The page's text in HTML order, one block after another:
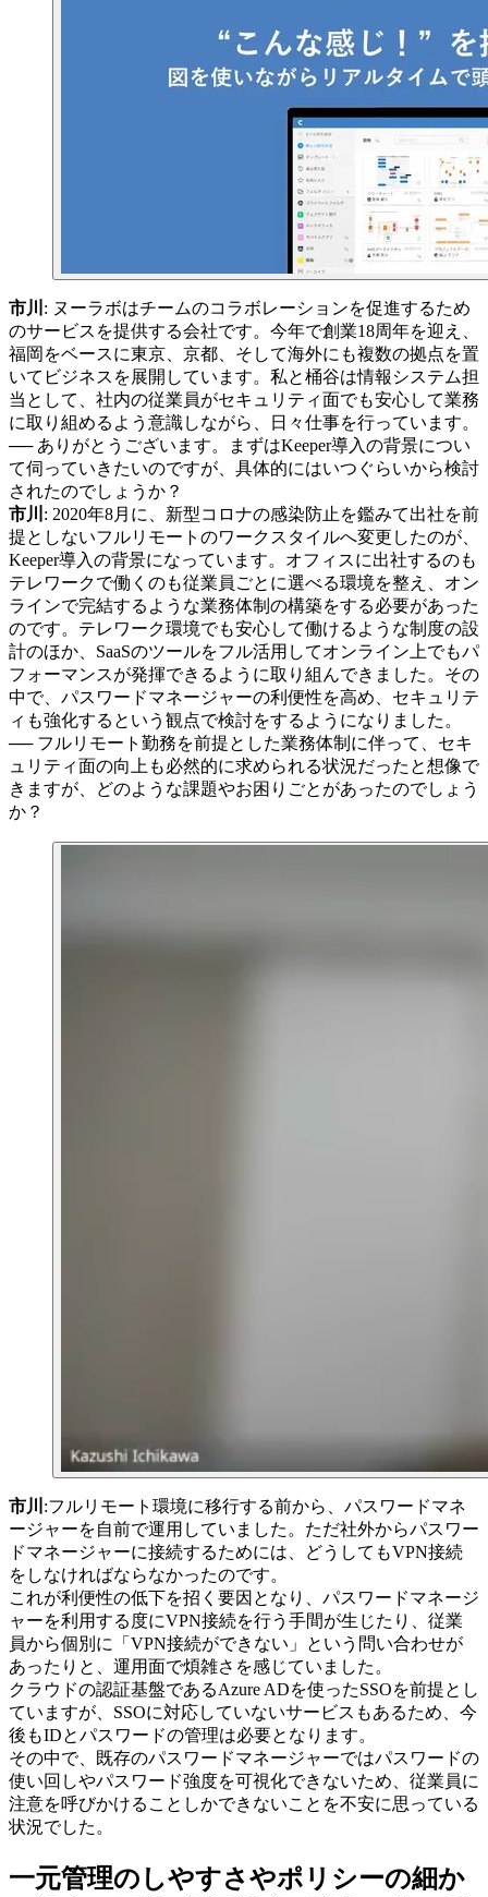
市川 : ヌーラボはチームのコラボレーションを促進するため
のサービスを提供する会社です。今年で創業18周年を迎え、
福岡をベースに東京、京都、そして海外にも複数の拠点を置
いてビジネスを展開しています。私と桶谷は情報システム担
当として、社内の従業員がセキュリティ面でも安心して業務
に取り組めるよう意識しながら、日々仕事を行っています。
── ありがとうございます。まずはKeeper導入の背景につい
て伺っていきたいのですが、具体的にはいつぐらいから検討
されたのでしょうか？
市川 : 2020年8月に、新型コロナの感染防止を鑑みて出社を前
提としないフルリモートのワークスタイルへ変更したのが、
Keeper導入の背景になっています。オフィスに出社するのも
テレワークで働くのも従業員ごとに選べる環境を整え、オン
ラインで完結するような業務体制の構築をする必要があった
のです。テレワーク環境でも安心して働けるような制度の設
計のほか、SaaSのツールをフル活用してオンライン上でもパ
フォーマンスが発揮できるように取り組んできました。その
中で、パスワードマネージャーの利便性を高め、セキュリテ
ィも強化するという観点で検討をするようになりました。
── フルリモート勤務を前提とした業務体制に伴って、セキ
ュリティ面の向上も必然的に求められる状況だったと想像で
きますが、どのような課題やお困りごとがあったのでしょう
か？
市川 :フルリモート環境に移行する前から、パスワードマネ
ージャーを自前で運用していました。ただ社外からパスワー
ドマネージャーに接続するためには、どうしてもVPN接続
をしなければならなかったのです。
これが利便性の低下を招く要因となり、パスワードマネージ
ャーを利用する度にVPN接続を行う手間が生じたり、従業
員から個別に「VPN接続ができない」という問い合わせが
あったりと、運用面で煩雑さを感じていました。
クラウドの認証基盤であるAzure ADを使ったSSOを前提とし
ていますが、SSOに対応していないサービスもあるため、今
後もIDとパスワードの管理は必要となります。
その中で、既存のパスワードマネージャーではパスワードの
使い回しやパスワード強度を可視化できないため、従業員に
注意を呼びかけることしかできないことを不安に思っている
状況でした。
一元管理のしやすさやポリシーの細か